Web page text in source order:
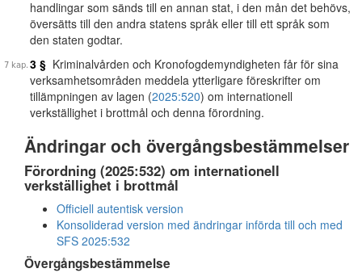
handlingar som sänds till en annan stat, i den mån det behövs,
översätts till den andra statens språk eller till ett språk som
den staten godtar.
3 § Kriminalvården och Kronofogdemyndigheten får för sina
verksamhetsområden meddela ytterligare föreskrifter om
tillämpningen av lagen (2025:520) om internationell
verkställighet i brottmål och denna förordning.
Ändringar och övergångsbestämmelser
Förordning (2025:532) om internationell
verkställighet i brottmål
Officiell autentisk version
Konsoliderad version med ändringar införda till och med
SFS 2025:532
Övergångsbestämmelse